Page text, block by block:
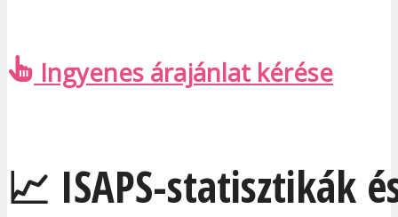
Ingyenes árajánlat kérése
📈 ISAPS-statisztikák